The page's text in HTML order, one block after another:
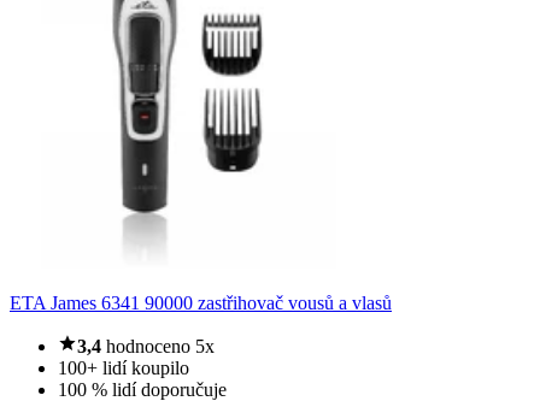
ETA James 6341 90000 zastřihovač vousů a vlasů
3,4 hodnoceno 5x
100+ lidí koupilo
100 % lidí doporučuje